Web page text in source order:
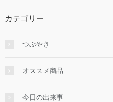
カテゴリー
つぶやき
オススメ商品
今日の出来事